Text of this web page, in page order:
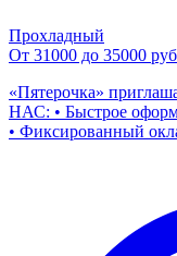
Прохладный
От 31000 до 35000
«Пятерочка»
НАС: • Быстрое
• Фиксированный